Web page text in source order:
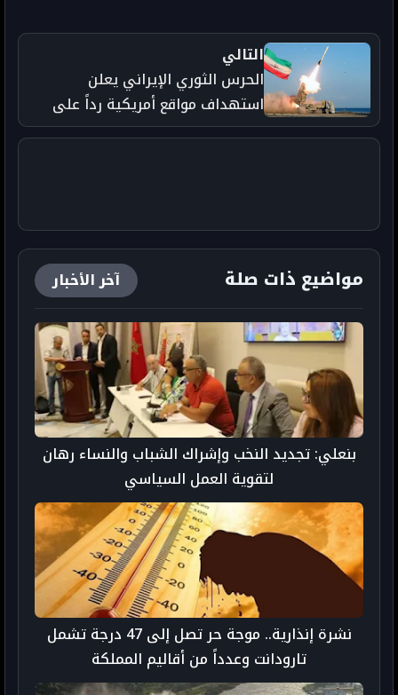
التالي
الحرس الثوري الإيراني يعلن
استهداف مواقع أمريكية رداً على
ضربات واشنطن - taroudant press
مواضيع ذات صلة آخر الأخبار
بنعلي: تجديد النخب وإشراك الشباب والنساء رهان
لتقوية العمل السياسي
نشرة إنذارية.. موجة حر تصل إلى 47 درجة تشمل
تارودانت وعدداً من أقاليم المملكة